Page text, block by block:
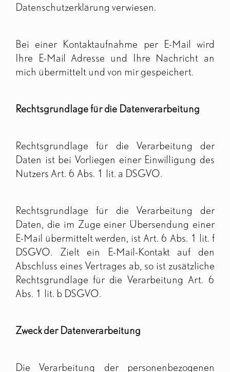
Datenschutzerklärung verwiesen.
Bei einer Kontaktaufnahme per E-Mail wird
Ihre E-Mail Adresse und Ihre Nachricht an
mich übermittelt und von mir gespeichert.
Rechtsgrundlage für die Datenverarbeitung
Rechtsgrundlage für die Verarbeitung der
Daten ist bei Vorliegen einer Einwilligung des
Nutzers Art. 6 Abs. 1 lit. a DSGVO.
Rechtsgrundlage für die Verarbeitung der
Daten, die im Zuge einer Übersendung einer
E-Mail übermittelt werden, ist Art. 6 Abs. 1 lit. f
DSGVO. Zielt ein E-Mail-Kontakt auf den
Abschluss eines Vertrages ab, so ist zusätzliche
Rechtsgrundlage für die Verarbeitung Art. 6
Abs. 1 lit. b DSGVO.
Zweck der Datenverarbeitung
Die Verarbeitung der personenbezogenen